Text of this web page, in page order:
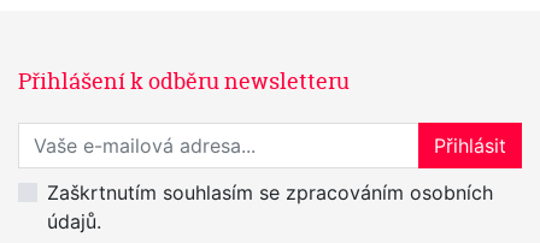
Přihlášení k odběru newsletteru
Přihlaste se k odběru novinek
Přihlásit
Zaškrtnutím souhlasím se zpracováním osobních
údajů.